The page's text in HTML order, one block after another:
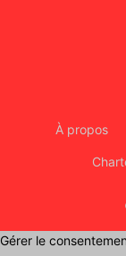
À propos
Gérer le